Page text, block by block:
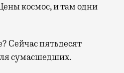
космос, и там одни
Сейчас пятьдесят
сумасшедших.